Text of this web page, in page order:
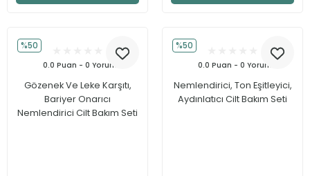
%50
0.0 Puan - 0 Yorum
Gözenek Ve Leke Karşıtı,
Bariyer Onarıcı
Nemlendirici Cilt Bakım Seti
%50
0.0 Puan - 0 Yorum
Nemlendirici, Ton Eşitleyici,
Aydınlatıcı Cilt Bakım Seti